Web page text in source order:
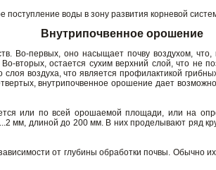
воды в зону развития корневой
Внутрипочвенное орошение
Во-первых, оно насыщает почву воздухом,
вторых, остается сухим верхний слой, что не
воздуха, что является профилактикой
внутрипочвенное орошение дает
или по всей орошаемой площади, или на
мм, длиной до 200 мм. В них проделывают ряд
от глубины обработки почвы. Обычно